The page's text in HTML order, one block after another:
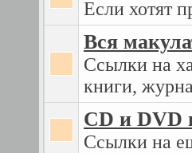
Если хотят
Вся
Ссылки на
книги,
CD и DVD
Ссылки на